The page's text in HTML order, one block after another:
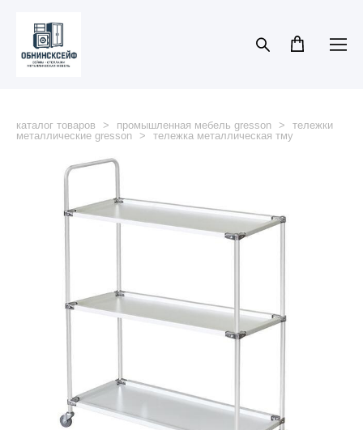
каталог товаров > промышленная мебель gresson >
тележки
металлические gresson > тележка металлическая тму